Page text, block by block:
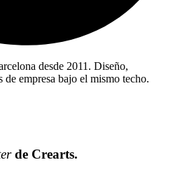
desde 2011. Diseño,
empresa bajo el mismo techo.
de Crearts.